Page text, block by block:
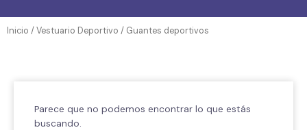
Inicio /Vestuario Deportivo / Guantes deportivos
Parece que no podemos encontrar lo que estás
buscando.